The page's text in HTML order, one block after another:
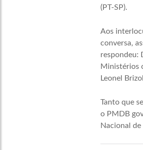
(PT-SP).
Aos
conversa,
respondeu:
Ministérios
Leonel
Tanto que
o PMDB
Nacional de